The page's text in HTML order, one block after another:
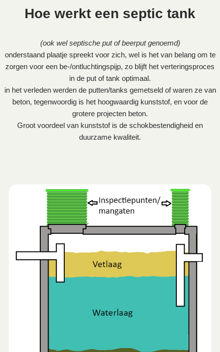
Hoe werkt een septic tank
(ook wel septische put of beerput genoemd)
onderstaand plaatje spreekt voor zich, wel is het van belang om te
zorgen voor een be-/ontluchtingspijp, zo blijft het verteringsproces
in de put of tank optimaal.
in het verleden werden de putten/tanks gemetseld of waren ze van
beton, tegenwoordig is het hoogwaardig kunststof, en voor de
grotere projecten beton.
Groot voordeel van kunststof is de schokbestendigheid en
duurzame kwaliteit.